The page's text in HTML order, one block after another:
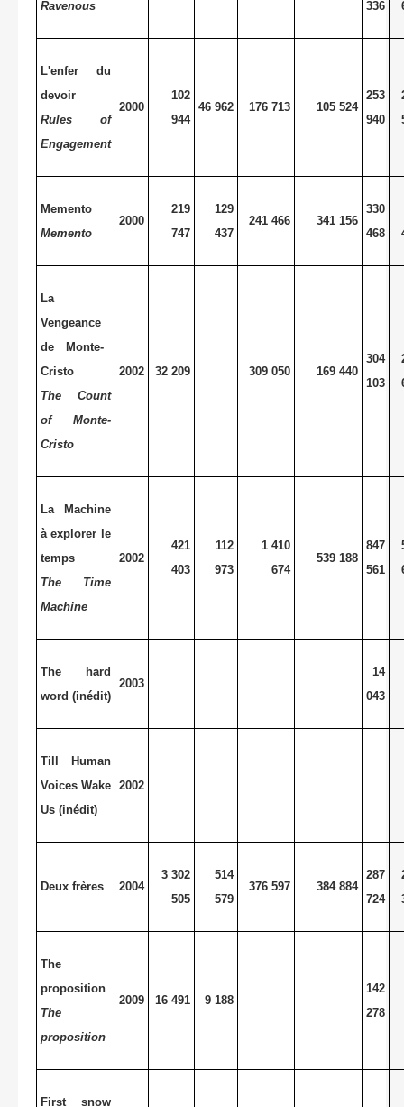
Ravenous 336
L'enfer du
devoir
Rules of
Engagement
2000
102
944
46 962 176 713 105 524
253
940
Memento
Memento
2000
219
747
129
437
241 466 341 156
330
468
La
Vengeance
de Monte-
Cristo
The Count
of Monte-
Cristo
2002 32 209 309 050 169 440
304
103
La Machine
à explorer le
temps
The Time
Machine
2002
421
403
112
973
1 410
674
539 188
847
561
The hard
word (inédit)
2003
14
043
Till Human
Voices Wake
Us (inédit)
2002
Deux frères 2004
3 302
505
514
579
376 597 384 884
287
724
The
proposition
The
proposition
2009 16 491 9 188
142
278
First snow